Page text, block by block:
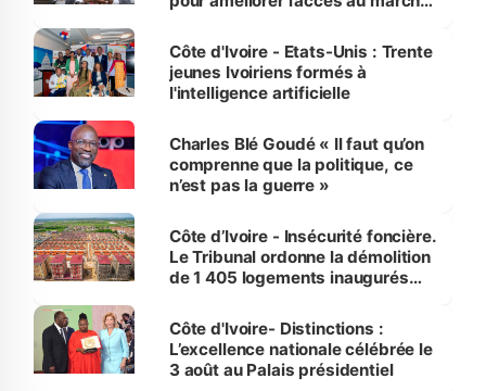
Côte d'Ivoire - Etats-Unis : Trente
jeunes Ivoiriens formés à
l'intelligence artificielle
Charles Blé Goudé « Il faut qu’on
comprenne que la politique, ce
n’est pas la guerre »
Côte d’Ivoire - Insécurité foncière.
Le Tribunal ordonne la démolition
de 1 405 logements inaugurés
Bassam
Côte d'Ivoire- Distinctions :
L’excellence nationale célébrée le
3 août au Palais présidentiel